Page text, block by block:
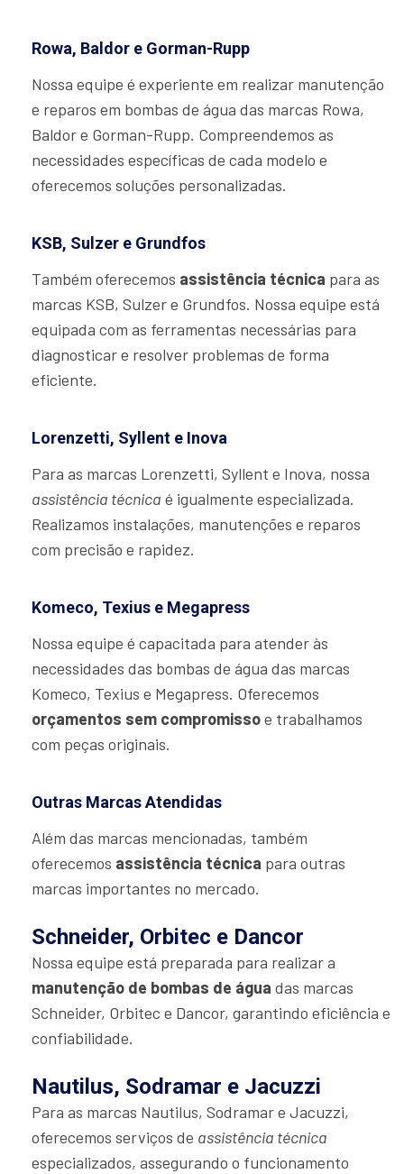
Rowa, Baldor e Gorman-Rupp
Nossa equipe é experiente em realizar manutenção
e reparos em bombas de água das marcas Rowa,
Baldor e Gorman-Rupp. Compreendemos as
necessidades específicas de cada modelo e
oferecemos soluções personalizadas.
KSB, Sulzer e Grundfos
Também oferecemos assistência técnica para as
marcas KSB, Sulzer e Grundfos. Nossa equipe está
equipada com as ferramentas necessárias para
diagnosticar e resolver problemas de forma
eficiente.
Lorenzetti, Syllent e Inova
Para as marcas Lorenzetti, Syllent e Inova, nossa
assistência técnica é igualmente especializada.
Realizamos instalações, manutenções e reparos
com precisão e rapidez.
Komeco, Texius e Megapress
Nossa equipe é capacitada para atender às
necessidades das bombas de água das marcas
Komeco, Texius e Megapress. Oferecemos
orçamentos sem compromissoe trabalhamos
com peças originais.
Outras Marcas Atendidas
Além das marcas mencionadas, também
oferecemos assistência técnica para outras
marcas importantes no mercado.
Schneider, Orbitec e Dancor
Nossa equipe está preparada para realizar a
manutenção de bombas de água das marcas
Schneider, Orbitec e Dancor, garantindo eficiência e
confiabilidade.
Nautilus, Sodramar e Jacuzzi
Para as marcas Nautilus, Sodramar e Jacuzzi,
oferecemos serviços de assistência técnica
especializados, assegurando o funcionamento